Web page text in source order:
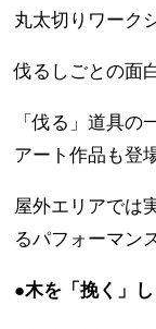
丸太切りワーク
伐るしごとの面
「伐る」道具
アート作品も登
屋外エリアでは
るパフォーマン
●木を「挽く」